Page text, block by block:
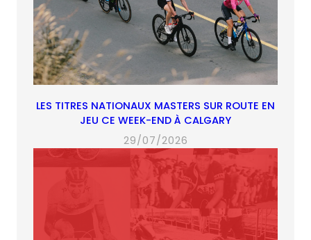
LES TITRES NATIONAUX MASTERS SUR ROUTE EN
JEU CE WEEK-END À CALGARY
29/07/2026